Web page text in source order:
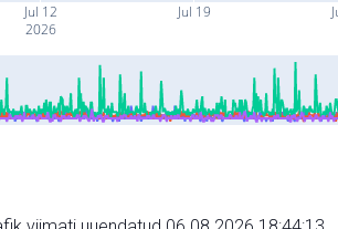
Jul 12
2026
Jul 19